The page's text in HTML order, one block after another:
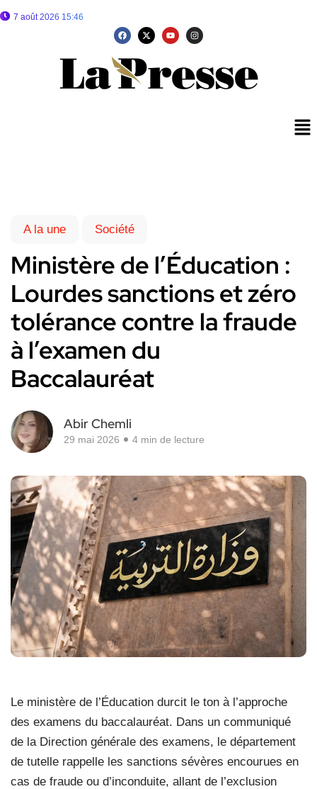
7 août 2026 15:46
A la une Société
Ministère de l’Éducation :
Lourdes sanctions et zéro
tolérance contre la fraude
à l’examen du
Baccalauréat
Abir Chemli
29 mai 2026 4 min de lecture
Le ministère de l’Éducation durcit le ton à l’approche
des examens du baccalauréat. Dans un communiqué
de la Direction générale des examens, le département
de tutelle rappelle les sanctions sévères encourues en
cas de fraude ou d’inconduite, allant de l’exclusion